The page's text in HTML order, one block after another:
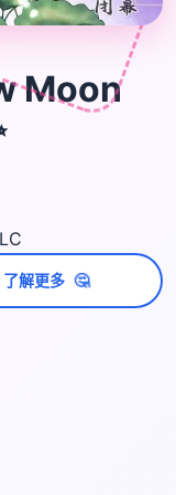
Moon
了解更多 🤔